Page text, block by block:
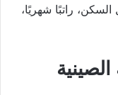
راتبًا شهريًا،